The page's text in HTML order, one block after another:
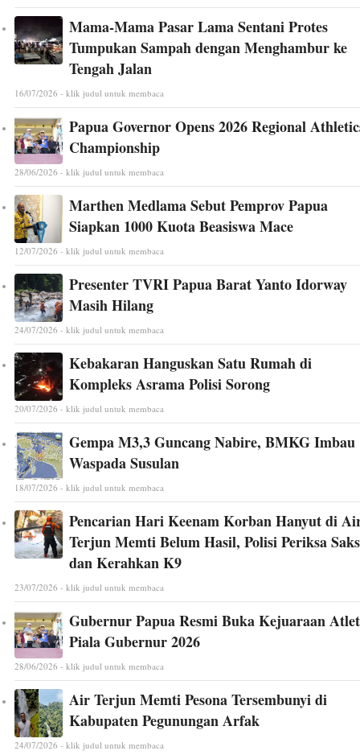
Mama-Mama Pasar Lama Sentani Protes
Tumpukan Sampah dengan Menghambur ke
Tengah Jalan
16/07/2026 - klik judul untuk membaca
Papua Governor Opens 2026 Regional
Championship
28/06/2026 - klik judul untuk membaca
Marthen Medlama Sebut Pemprov Papua
Siapkan 1000 Kuota Beasiswa Mace
12/07/2026 - klik judul untuk membaca
Presenter TVRI Papua Barat Yanto Idorway
Masih Hilang
24/07/2026 - klik judul untuk membaca
Kebakaran Hanguskan Satu Rumah di
Kompleks Asrama Polisi Sorong
20/07/2026 - klik judul untuk membaca
Gempa M3,3 Guncang Nabire, BMKG Imbau
Waspada Susulan
18/07/2026 - klik judul untuk membaca
Pencarian Hari Keenam Korban Hanyut di
Terjun Memti Belum Hasil, Polisi Periksa
dan Kerahkan K9
23/07/2026 - klik judul untuk membaca
Gubernur Papua Resmi Buka Kejuaraan
Piala Gubernur 2026
28/06/2026 - klik judul untuk membaca
Air Terjun Memti Pesona Tersembunyi di
Kabupaten Pegunungan Arfak
24/07/2026 - klik judul untuk membaca